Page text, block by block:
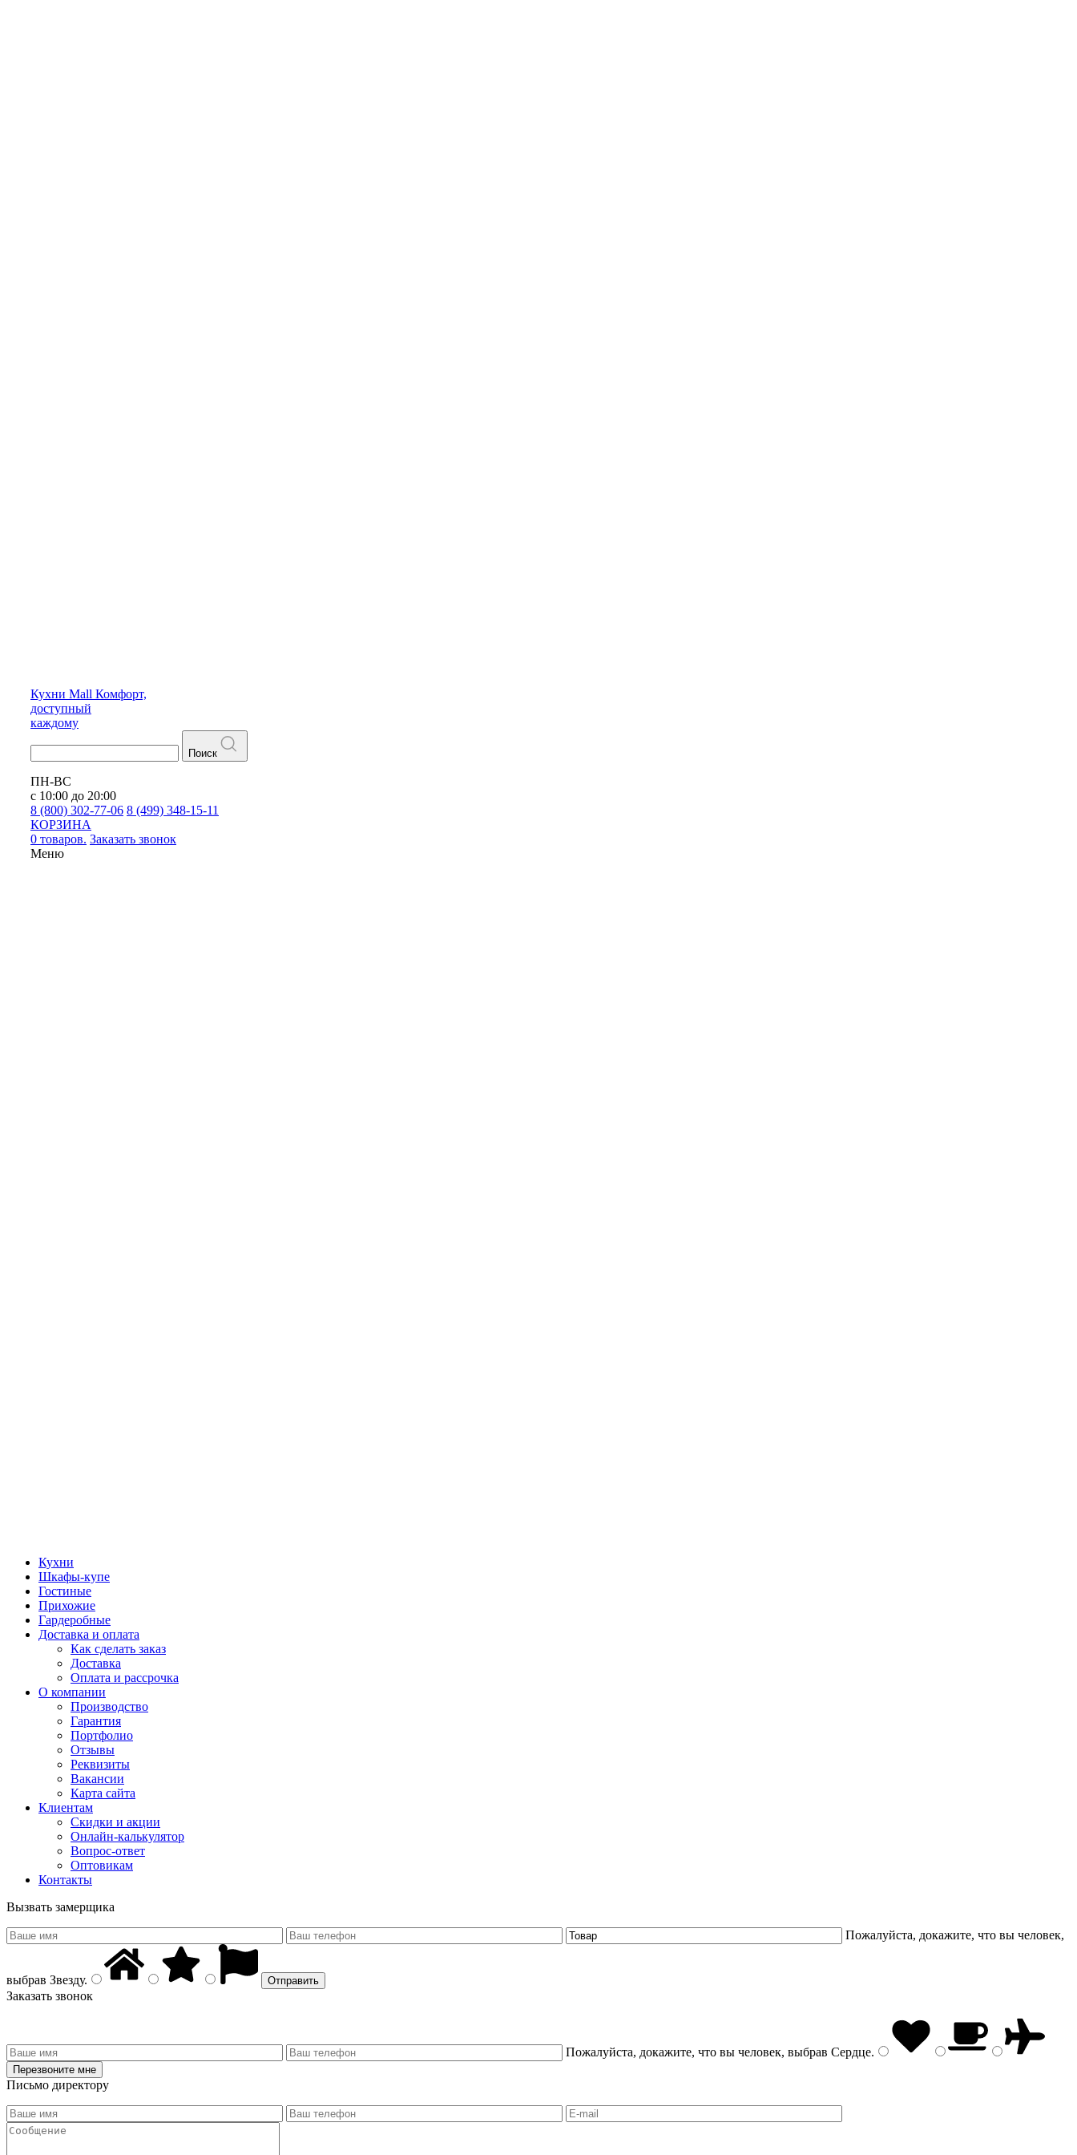
Кухни Mall Комфорт,
доступный
каждому
Поиск
ПН-ВС
с 10:00 до 20:00
8 (800) 302-77-06 8 (499) 348-15-11
КОРЗИНА
0 товаров. Заказать звонок
Меню
Кухни
Шкафы-купе
Гостиные
Прихожие
Гардеробные
Доставка и оплата
Как сделать заказ
Доставка
Оплата и рассрочка
О компании
Производство
Гарантия
Портфолио
Отзывы
Реквизиты
Вакансии
Карта сайта
Клиентам
Скидки и акции
Онлайн-калькулятор
Вопрос-ответ
Оптовикам
Контакты
Вызвать замерщика
Пожалуйста, докажите, что вы человек,
выбрав Звезду.
Заказать звонок
Пожалуйста, докажите, что вы человек, выбрав Сердце.
Письмо директору